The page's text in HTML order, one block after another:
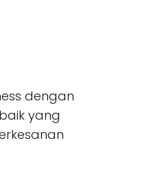
dengan
yang